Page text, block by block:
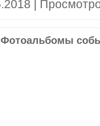
|
Фотоальбомы